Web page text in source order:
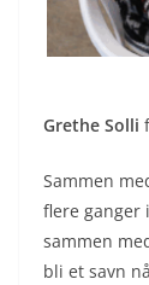
Grethe Solli
Sammen
flere ganger
sammen
bli et savn